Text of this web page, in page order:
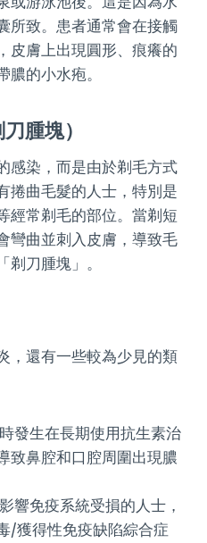
所致。患者通常會在接觸
皮膚上出現圓形、痕癢的
的小水疱。
腫塊）
感染，而是由於剃毛方式
捲曲毛髮的人士，特別是
經常剃毛的部位。當剃短
彎曲並刺入皮膚，導致毛
刀腫塊」。
，還有一些較為少見的類
發生在長期使用抗生素治
致鼻腔和口腔周圍出現膿
響免疫系統受損的人士，
/獲得性免疫缺陷綜合症